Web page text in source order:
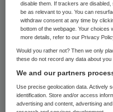
Sluiting niet aan
In Twente isonrust
mogelijke sluiting
Hengelo. Maar dit is
absoluut niet
’ aan
een aantal
Almelo verhuizen en
disable them. If trackers are
be as relevant to you. You can
withdraw consent at any time by
bottom of the webpage. Your choices
more details, refer to our Privacy
Would you rather not? Then we only
these do not record any data about
We and our partners
Use precise geolocation data. Actively
identification. Store and/or access
advertising and content, advertising